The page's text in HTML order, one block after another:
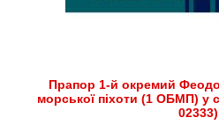
Прапор 1-й окремий
морської піхоти (1 ОБМП) у
02333)